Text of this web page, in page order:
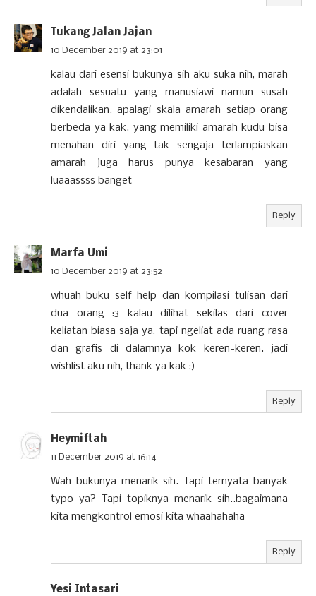
Tukang Jalan Jajan
10 December 2019 at 23:01
kalau dari esensi bukunya sih aku suka nih, marah
adalah sesuatu yang manusiawi namun susah
dikendalikan. apalagi skala amarah setiap orang
berbeda ya kak. yang memiliki amarah kudu bisa
menahan diri yang tak sengaja terlampiaskan
amarah juga harus punya kesabaran yang
luaaassss banget
Reply
Marfa Umi
10 December 2019 at 23:52
whuah buku self help dan kompilasi tulisan dari
dua orang :3 kalau dilihat sekilas dari cover
keliatan biasa saja ya, tapi ngeliat ada ruang rasa
dan grafis di dalamnya kok keren-keren. jadi
wishlist aku nih, thank ya kak :)
Reply
Heymiftah
11 December 2019 at 16:14
Wah bukunya menarik sih. Tapi ternyata banyak
typo ya? Tapi topiknya menarik sih..bagaimana
kita mengkontrol emosi kita whaahahaha
Reply
Yesi Intasari